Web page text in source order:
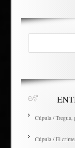
Cúpula / Tregua,
Cúpula / El